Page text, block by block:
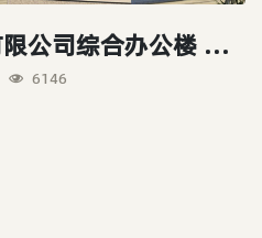
扬州金圆化工设备有限公司综合办公楼 外观改造方案
6146